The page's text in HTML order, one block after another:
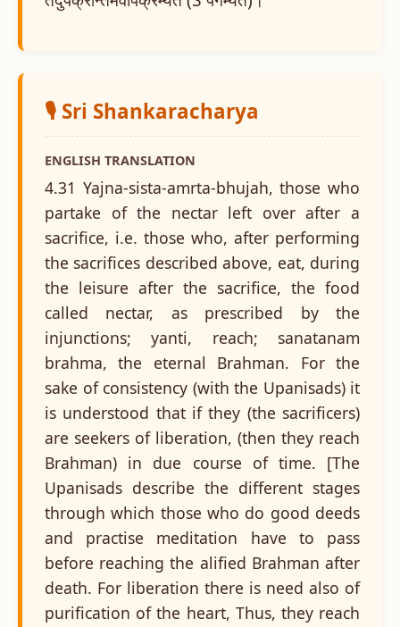
🎙️ Sri Shankaracharya
ENGLISH TRANSLATION
4.31 Yajna-sista-amrta-bhujah, those who
partake of the nectar left over after a
sacrifice, i.e. those who, after performing
the sacrifices described above, eat, during
the leisure after the sacrifice, the food
called nectar, as prescribed by the
injunctions; yanti, reach; sanatanam
brahma, the eternal Brahman. For the
sake of consistency (with the Upanisads) it
is understood that if they (the sacrificers)
are seekers of liberation, (then they reach
Brahman) in due course of time. [The
Upanisads describe the different stages
through which those who do good deeds
and practise meditation have to pass
before reaching the alified Brahman after
death. For liberation there is need also of
purification of the heart, Thus, they reach